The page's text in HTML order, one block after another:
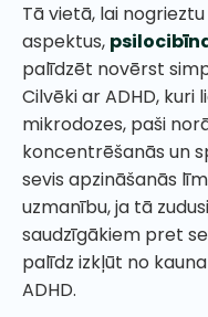
Tā vietā, lai
aspektus,
palīdzēt novērst
Cilvēki ar ADHD, kuri
mikrodozes, paši
koncentrēšanās un
sevis apzināšanās
uzmanību, ja tā
saudzīgākiem pret
palīdz izkļūt no
ADHD.